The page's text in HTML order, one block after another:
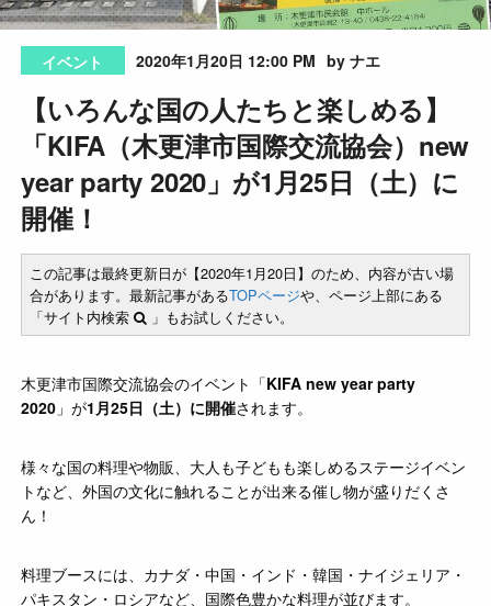
イベント 2020年1月20日 12:00 PM by ナエ
【いろんな国の人たちと楽しめる】
「KIFA（木更津市国際交流協会）new
year party 2020」が1月25日（土）に
開催！
この記事は最終更新日が【2020年1月20日】のため、内容が古い場
合があります。最新記事があるTOPページや、ページ上部にある
「サイト内検索
」もお試しください。
木更津市国際交流協会のイベント「KIFA new year party
2020 」が1月25日（土）に開催されます。
様々な国の料理や物販、大人も子どもも楽しめるステージイベン
トなど、外国の文化に触れることが出来る催し物が盛りだくさ
ん！
料理ブースには、カナダ・中国・インド・韓国・ナイジェリア・
パキスタン・ロシアなど、国際色豊かな料理が並びます。